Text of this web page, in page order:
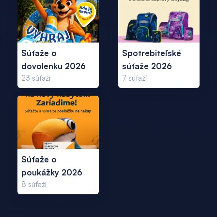
Súťaže o
dovolenku 2026
23 súťaží
Spotrebiteľské
súťaže 2026
7 súťaží
Súťaže o
poukážky 2026
8 súťaží